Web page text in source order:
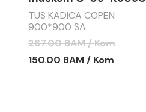
TUS KADICA COPEN
900*900 SA
DEMONTAŽNOM MASKOM
C-09-K9090
267.00 BAM / Kom
150.00 BAM / Kom